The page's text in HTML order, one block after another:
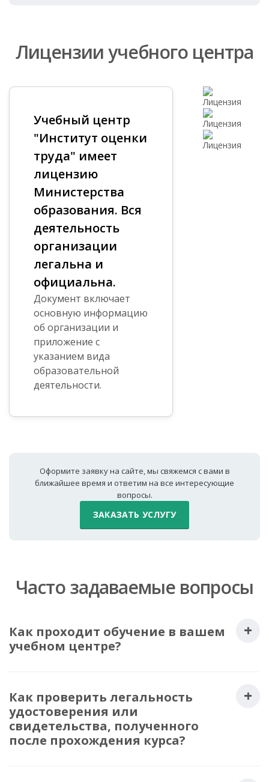
Лицензии учебного центра
Учебный центр
"Институт оценки
труда" имеет
лицензию
Министерства
образования. Вся
деятельность
организации
легальна и
официальна.
Документ включает
основную информацию
об организации и
приложение с
указанием вида
образовательной
деятельности.
ЗАКАЗАТЬ УСЛУГУ
Оформите заявку на сайте, мы свяжемся с вами в
ближайшее время и ответим на все интересующие
вопросы.
Часто задаваемые вопросы
Как проходит обучение в вашем
учебном центре?
Как проверить легальность
удостоверения или
свидетельства, полученного
после прохождения курса?